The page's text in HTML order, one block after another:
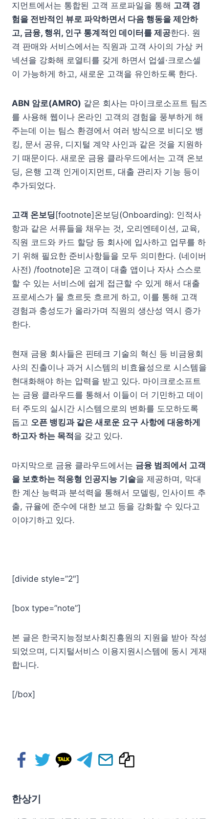
지먼트에서는 통합된 고객 프로파일을 통해 고객 경
험을 전반적인 뷰로 파악하면서 다음 행동을 제안하
고, 금융, 행위, 인구 통계적인 데이터를 제공한다. 원
격 판매와 서비스에서는 직원과 고객 사이의 가상 커
넥션을 강화해 로열티를 갖게 하면서 업셀·크로스셀
이 가능하게 하고, 새로운 고객을 유인하도록 한다.
ABN 암로(AMRO) 같은 회사는 마이크로소프트 팀즈
를 사용해 웹이나 온라인 고객의 경험을 풍부하게 해
주는데 이는 팀스 환경에서 여러 방식으로 비디오 뱅
킹, 문서 공유, 디지털 계약 사인과 같은 것을 지원하
기 때문이다. 새로운 금융 클라우드에서는 고객 온보
딩, 은행 고객 인게이지먼트, 대출 관리자 기능 등이
추가되었다.
고객 온보딩 [footnote]온보딩(Onboarding): 인적사
항과 같은 서류들을 채우는 것, 오리엔테이션, 교육,
직원 코드와 카드 할당 등 회사에 입사하고 업무를 하
기 위해 필요한 준비사항들을 모두 의미한다. (네이버
사전) /footnote]은 고객이 대출 앱이나 자사 스스로
할 수 있는 서비스에 쉽게 접근할 수 있게 해서 대출
프로세스가 물 흐르듯 흐르게 하고, 이를 통해 고객
경험과 충성도가 올라가며 직원의 생산성 역시 증가
한다.
현재 금융 회사들은 핀테크 기술의 혁신 등 비금융회
사의 진출이나 과거 시스템의 비효율성으로 시스템을
현대화해야 하는 압력을 받고 있다. 마이크로소프트
는 금융 클라우드를 통해서 이들이 더 기민하고 데이
터 주도의 실시간 시스템으로의 변화를 도모하도록
돕고 오픈 뱅킹과 같은 새로운 요구 사항에 대응하게
하고자 하는 목적 을 갖고 있다.
마지막으로 금융 클라우드에서는 금융 범죄에서 고객
을 보호하는 적응형 인공지능 기술을 제공하며, 막대
한 계산 능력과 분석력을 통해서 모델링, 인사이트 추
출, 규율에 준수에 대한 보고 등을 강화할 수 있다고
이야기하고 있다.
[divide style=”2″]
[box type=”note”]
본 글은 한국지능정보사회진흥원의 지원을 받아 작성
되었으며, 디지털서비스 이용지원시스템에 동시 게재
합니다.
[/box]
한상기